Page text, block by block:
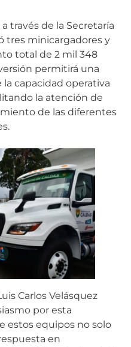
través de la Secretaría
tres minicargadores y
total de 2 mil 348
permitirá una
capacidad operativa
la atención de
de las diferentes
Carlos Velásquez
por esta
estos equipos no solo
en